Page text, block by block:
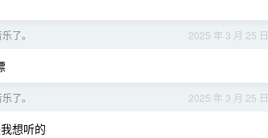
2025 年 3 月 25 日
了。
2025 年 3 月 25 日
了。
想听的